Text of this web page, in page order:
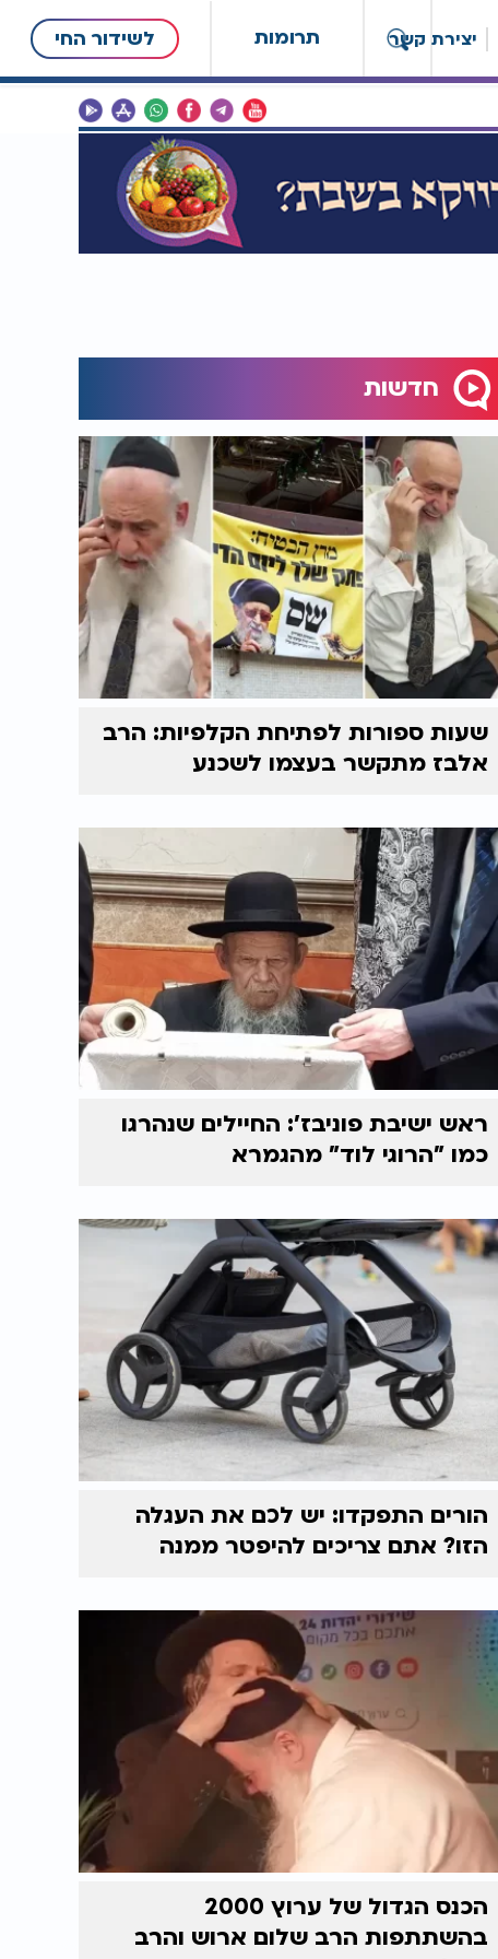
תרומות לשידור החי יצירת קשר
חדשות
שעות ספורות לפתיחת הקלפיות: הרב
אלבז מתקשר בעצמו לשכנע
ראש ישיבת פוניבז’: החיילים שנהרגו
כמו "הרוגי לוד" מהגמרא
הורים התפקדו: יש לכם את העגלה
הזו? אתם צריכים להיפטר ממנה
הכנס הגדול של ערוץ 2000
בהשתתפות הרב שלום ארוש והרב